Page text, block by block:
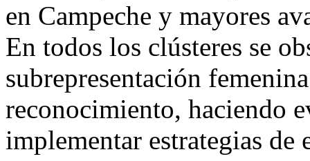
en Campeche y mayores
En todos los clústeres se
subrepresentación
reconocimiento, haciendo
implementar estrategias